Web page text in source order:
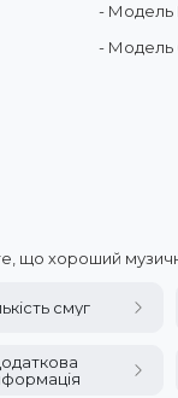
- Модель
- Модель
що хороший
смуг